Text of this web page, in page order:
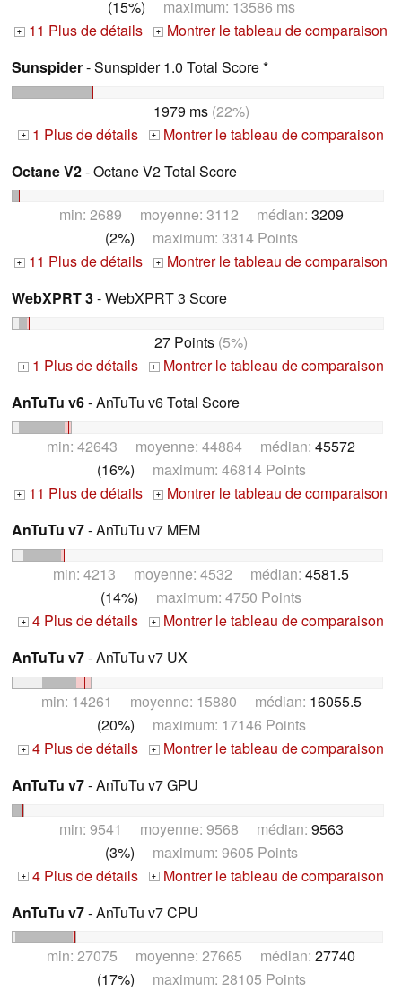
(15%) maximum: 13586 ms
+ 11 Plus de détails +
Montrer le tableau de comparaison
Sunspider- Sunspider 1.0 Total Score *
1979 ms(22%)
+ 1 Plus de détails + Montrer le tableau de comparaison
Octane V2- Octane V2 Total Score
min: 2689 moyenne: 3112 médian: 3209
(2%) maximum: 3314 Points
+ 11 Plus de détails +
Montrer le tableau de comparaison
WebXPRT 3- WebXPRT 3 Score
27 Points (5%)
+ 1 Plus de détails + Montrer le tableau de comparaison
AnTuTu v6- AnTuTu v6 Total Score
min: 42643 moyenne: 44884 médian: 45572
(16%) maximum: 46814 Points
+ 11 Plus de détails +
Montrer le tableau de comparaison
AnTuTu v7- AnTuTu v7 MEM
min: 4213 moyenne: 4532 médian: 4581.5
(14%) maximum: 4750 Points
+ 4 Plus de détails + Montrer le tableau de comparaison
AnTuTu v7- AnTuTu v7 UX
min: 14261 moyenne: 15880 médian: 16055.5
(20%) maximum: 17146 Points
+ 4 Plus de détails + Montrer le tableau de comparaison
AnTuTu v7- AnTuTu v7 GPU
min: 9541 moyenne: 9568 médian: 9563
(3%) maximum: 9605 Points
+ 4 Plus de détails + Montrer le tableau de comparaison
AnTuTu v7- AnTuTu v7 CPU
min: 27075 moyenne: 27665 médian: 27740
(17%) maximum: 28105 Points